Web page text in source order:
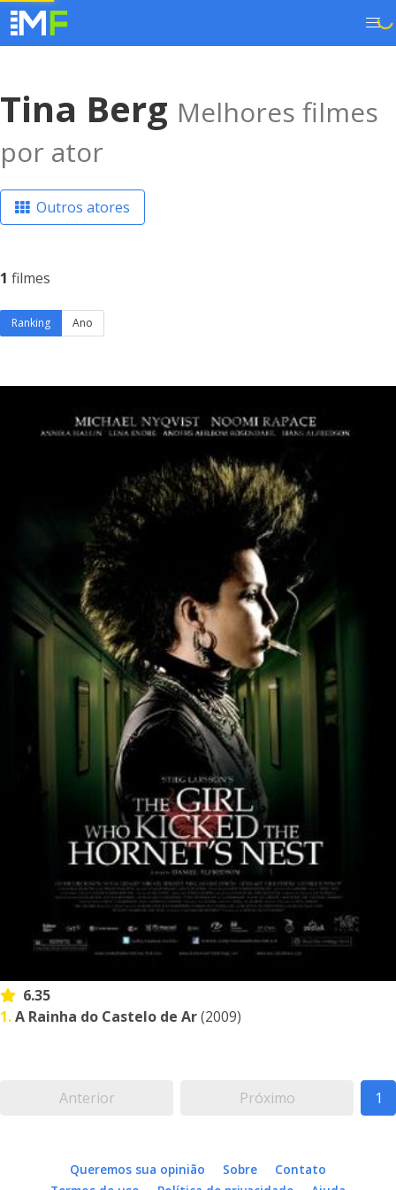
Tina Berg Melhores filmes
por ator
Outros atores
1 filmes
Ranking Ano
6.35
1.A Rainha do Castelo de Ar(2009)
Anterior Próximo 1
Queremos sua opinião Sobre
Contato